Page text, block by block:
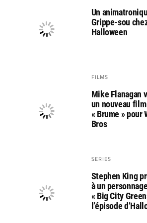
Un
Grippe-sou
Halloween
FILMS
Mike Flanagan
un nouveau
« Brume » pour
Bros
SERIES
Stephen King
à un
« Big City
l’épisode